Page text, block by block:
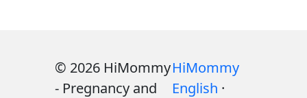
© 2026 HiMommy
- Pregnancy and
HiMommy
English ·